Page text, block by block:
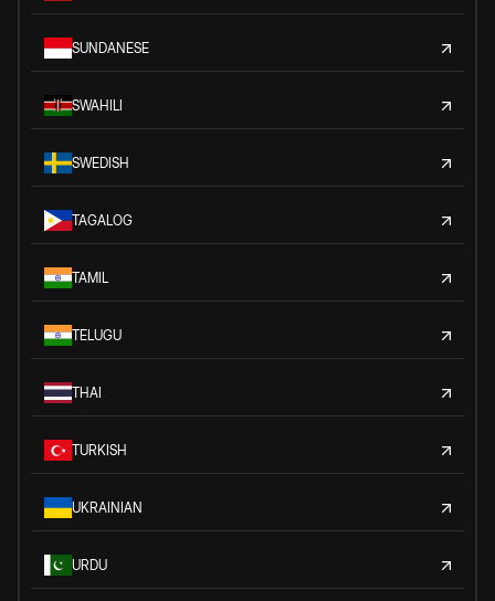
SUNDANESE
SWAHILI
SWEDISH
TAGALOG
TAMIL
TELUGU
THAI
TURKISH
UKRAINIAN
URDU